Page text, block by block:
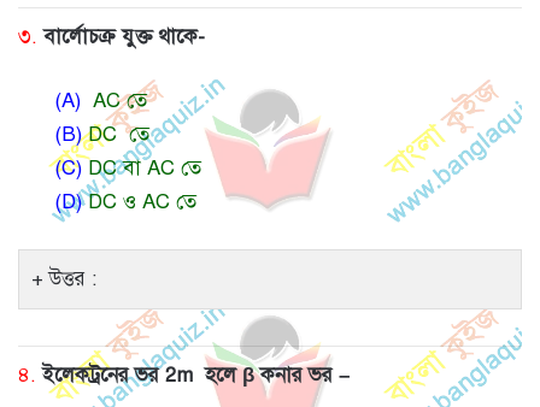
৩. বার্লোচক্র যুক্ত থাকে-
(A) AC তে
(B)DC তে
(C) DC বা AC তে
(D)DC ও AC তে
উত্তর :
৪. ইলেকট্রনের ভর 2m হলে β কনার ভর –